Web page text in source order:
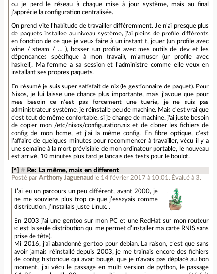
ou je perd le réseau à chaque mise à jour système, mais au final
j'apprécie la configuration centralisée.
On prend vite l'habitude de travailler différemment. Je n'ai presque plus
de paquets installée au niveau système, j'ai pleins de profile différents
en fonction de ce que je veux faire à un instant t, jouer (un profile avec
wine / steam / … ), bosser (un profile avec mes outils de dev et les
dépendances spécifique à mon travail), m'amuser (un profile avec
haskell). Ma femme a sa session et l'administre comme elle veux en
installant ses propres paquets.
En résumé je suis super satisfait de nix (le gestionnaire de paquet). Pour
Nixos, je lui laisse une chance plus importante, mais j'avoue que pour
mes besoin ce n'est pas forcement une tuerie, je ne suis pas
administrateur système, je réinstalle peu de machine. Mais c'est vrai que
c'est tout de même confortable, si je change de machine, j'ai juste besoin
de copier mon /etc/nixos/configuration.nix et de cloner les fichiers de
config de mon home, et j'ai la même config. En fibre optique, c'est
l'affaire de quelques minutes pour recommencer à travailler, vécu il y a
une semaine à la mort prévisible de mon ordinateur portable, le nouveau
est arrivé, 10 minutes plus tard je lancais des tests pour le boulot.
[^] # Re: La même, mais en different
Posté parAnthony Jaguenaud le 14 février 2017 à 10:01 . Évalué à 3.
J’ai eu un parcours un peu différent, avant 2000, je
ne me souviens plus trop ce que j’essayais comme
distribution, j’installais juste Linux…
En 2003 j’ai une gentoo sur mon PC et une RedHat sur mon routeur
(c’est la seule distribution qui me permet d’installer ma carte RNIS sans
prise de tête).
Mi 2016, j’ai abandonné gentoo pour debian. La raison, c’est que sans
avoir jamais réinstallé depuis 2003, je me trainais encore des fichiers
de config historique qui avait bougé, que je n’avais pas déplacé au bon
moment, j’ai vécu le passage en multi version de python, le passage